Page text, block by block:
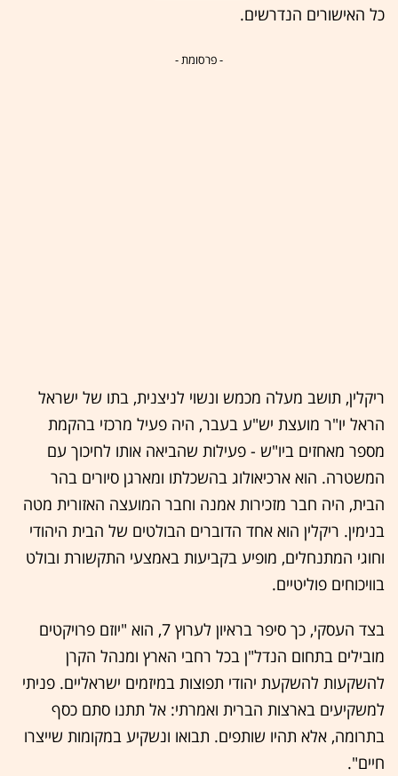
כל האישורים הנדרשים.
- פרסומת -
ריקלין, תושב מעלה מכמש ונשוי לניצנית, בתו של ישראל
הראל יו"ר מועצת יש"ע בעבר, היה פעיל מרכזי בהקמת
מספר מאחזים ביו"ש - פעילות שהביאה אותו לחיכוך עם
המשטרה. הוא ארכיאולוג בהשכלתו ומארגן סיורים בהר
הבית, היה חבר מזכירות אמנה וחבר המועצה האזורית מטה
בנימין. ריקלין הוא אחד הדוברים הבולטים של הבית היהודי
וחוגי המתנחלים, מופיע בקביעות באמצעי התקשורת ובולט
בוויכוחים פוליטיים.
בצד העסקי, כך סיפר בראיון לערוץ 7, הוא "יוזם פרויקטים
מובילים בתחום הנדל"ן בכל רחבי הארץ ומנהל הקרן
להשקעות להשקעת יהודי תפוצות במיזמים ישראליים. פניתי
למשקיעים בארצות הברית ואמרתי: אל תתנו סתם כסף
בתרומה, אלא תהיו שותפים. תבואו ונשקיע במקומות שייצרו
חיים".